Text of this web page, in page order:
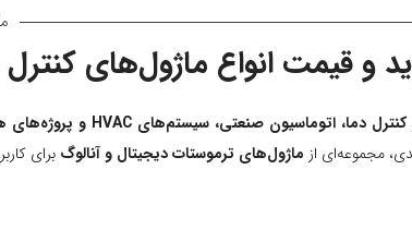
و قیمت انواع ماژول‌های کنترل
کنترل دما، اتوماسیون صنعتی، سیستم‌های HVAC و پروژه‌های هوشمند
مجموعه‌ای از ماژول‌های ترموستات دیجیتال و آنالوگ برای